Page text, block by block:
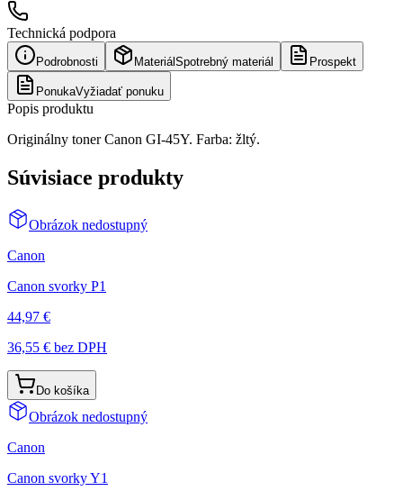
Technická podpora
Podrobnosti Materiál Spotrebný materiál Prospekt
PonukaVyžiadať ponuku
Popis produktu
Originálny toner Canon GI-45Y. Farba: žltý.
Súvisiace produkty
Obrázok nedostupný
Canon
Canon svorky P1
44,97 €
36,55 € bez DPH
Do košíka
Obrázok nedostupný
Canon
Canon svorky Y1